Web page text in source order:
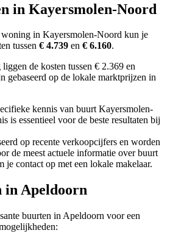
in Kayersmolen-Noord
in Kayersmolen-Noord kun je
tussen € 4.739 en € 6.160.
de kosten tussen € 2.369 en
gebaseerd op de lokale marktprijzen in
kennis van buurt Kayersmolen-
is essentieel voor de beste resultaten bij
op recente verkoopcijfers en worden
de meest actuele informatie over buurt
je contact op met een lokale makelaar.
in Apeldoorn
buurten in Apeldoorn voor een